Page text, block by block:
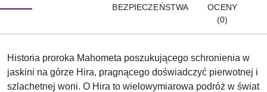
BEZPIECZEŃSTWA
OCENY
(0)
Historia proroka Mahometa poszukującego schronienia w
jaskini na górze Hira, pragnącego doświadczyć pierwotnej i
szlachetnej woni. O Hira to wielowymiarowa podróż w świat